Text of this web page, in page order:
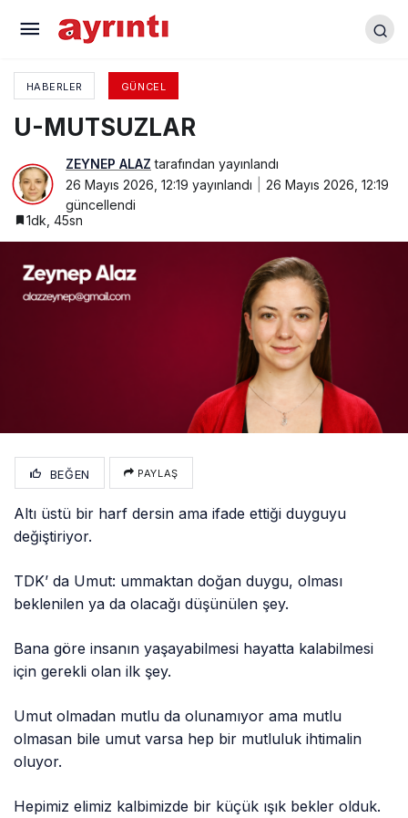
HABERLER GÜNCEL
U-MUTSUZLAR
ZEYNEP ALAZ tarafından yayınlandı
26 Mayıs 2026, 12:19 yayınlandı
26 Mayıs 2026, 12:19
güncellendi
1dk, 45sn
BEĞEN PAYLAŞ
Altı üstü bir harf dersin ama ifade ettiği duyguyu
değiştiriyor.
TDK’ da Umut: ummaktan doğan duygu, olması
beklenilen ya da olacağı düşünülen şey.
Bana göre insanın yaşayabilmesi hayatta kalabilmesi
için gerekli olan ilk şey.
Umut olmadan mutlu da olunamıyor ama mutlu
olmasan bile umut varsa hep bir mutluluk ihtimalin
oluyor.
Hepimiz elimiz kalbimizde bir küçük ışık bekler olduk.
Lüzumsuz Diyaloglar